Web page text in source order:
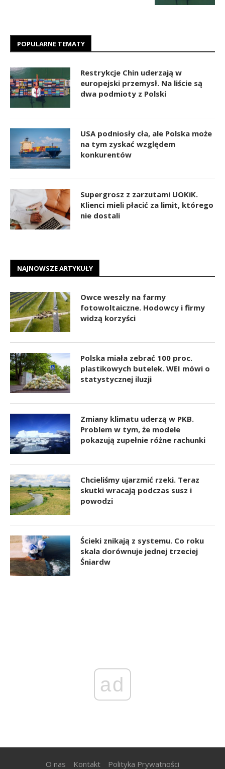
POPULARNE TEMATY
Restrykcje Chin uderzają w
europejski przemysł. Na liście są
dwa podmioty z Polski
USA podniosły cła, ale Polska może
na tym zyskać względem
konkurentów
Supergrosz z zarzutami UOKiK.
Klienci mieli płacić za limit, którego
nie dostali
NAJNOWSZE ARTYKUŁY
Owce weszły na farmy
fotowoltaiczne. Hodowcy i firmy
widzą korzyści
Polska miała zebrać 100 proc.
plastikowych butelek. WEI mówi o
statystycznej iluzji
Zmiany klimatu uderzą w PKB.
Problem w tym, że modele
pokazują zupełnie różne rachunki
Chcieliśmy ujarzmić rzeki. Teraz
skutki wracają podczas susz i
powodzi
Ścieki znikają z systemu. Co roku
skala dorównuje jednej trzeciej
Śniardw
ad
O nas Kontakt Polityka Prywatności